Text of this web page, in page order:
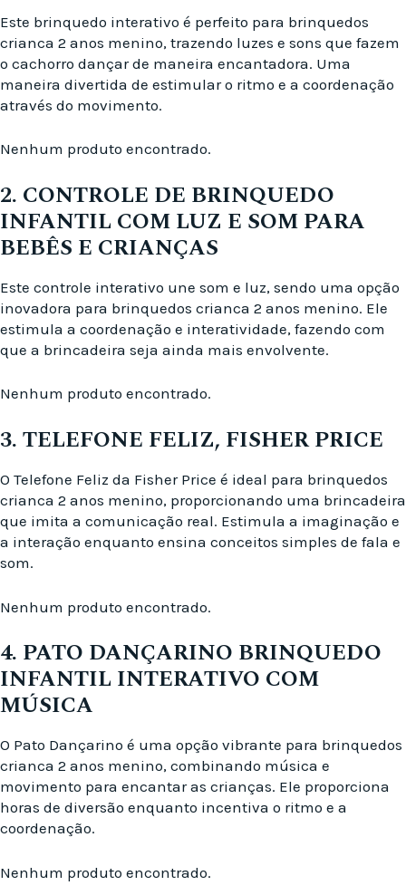
Este brinquedo interativo é perfeito para brinquedos
crianca 2 anos menino, trazendo luzes e sons que fazem
o cachorro dançar de maneira encantadora. Uma
maneira divertida de estimular o ritmo e a coordenação
através do movimento.
Nenhum produto encontrado.
2. CONTROLE DE BRINQUEDO
INFANTIL COM LUZ E SOM PARA
BEBÊS E CRIANÇAS
Este controle interativo une som e luz, sendo uma opção
inovadora para brinquedos crianca 2 anos menino. Ele
estimula a coordenação e interatividade, fazendo com
que a brincadeira seja ainda mais envolvente.
Nenhum produto encontrado.
3. TELEFONE FELIZ, FISHER PRICE
O Telefone Feliz da Fisher Price é ideal para brinquedos
crianca 2 anos menino, proporcionando uma brincadeira
que imita a comunicação real. Estimula a imaginação e
a interação enquanto ensina conceitos simples de fala e
som.
Nenhum produto encontrado.
4. PATO DANÇARINO BRINQUEDO
INFANTIL INTERATIVO COM
MÚSICA
O Pato Dançarino é uma opção vibrante para brinquedos
crianca 2 anos menino, combinando música e
movimento para encantar as crianças. Ele proporciona
horas de diversão enquanto incentiva o ritmo e a
coordenação.
Nenhum produto encontrado.